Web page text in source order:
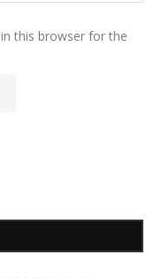
this browser for the